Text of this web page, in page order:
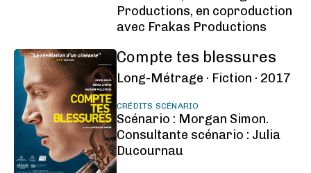
Productions, en coproduction
avec Frakas Productions
Compte tes blessures
Long-Métrage · Fiction · 2017
CRÉDITS SCÉNARIO
Scénario : Morgan Simon.
Consultante scénario : Julia
Ducournau